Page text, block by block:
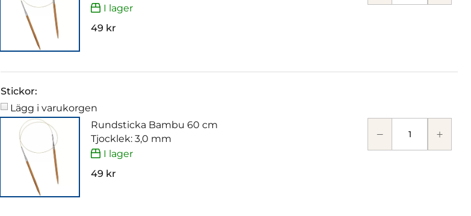
I lager
49 kr
Stickor:
Lägg i varukorgen
Rundsticka Bambu 60 cm
Tjocklek: 3,0 mm
I lager
49 kr